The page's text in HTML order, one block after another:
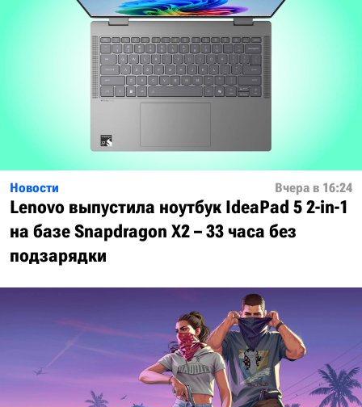
Новости Вчера в 16:24
Lenovo выпустила ноутбук IdeaPad 5 2-in-1
на базе Snapdragon X2 – 33 часа без
подзарядки